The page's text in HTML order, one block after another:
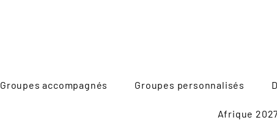
Groupes accompagnés Groupes personnalisés
Afrique